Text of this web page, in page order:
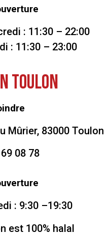
: 11:30 – 22:00
: 11:30 – 23:00
Toulon
Mûrier, 83000 Toulon
08 78
: 9:30 –19:30
est 100% halal